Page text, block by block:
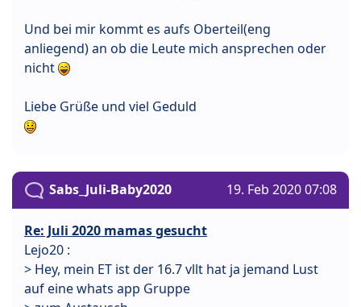
Und bei mir kommt es aufs Oberteil(eng
anliegend) an ob die Leute mich ansprechen oder
nicht
Liebe Grüße und viel Geduld
Sabs_Juli-Baby2020 19. Feb 2020 07:08
Re: Juli 2020 mamas gesucht
Lejo20 :
> Hey, mein ET ist der 16.7 vllt hat ja jemand Lust
auf eine whats app Gruppe